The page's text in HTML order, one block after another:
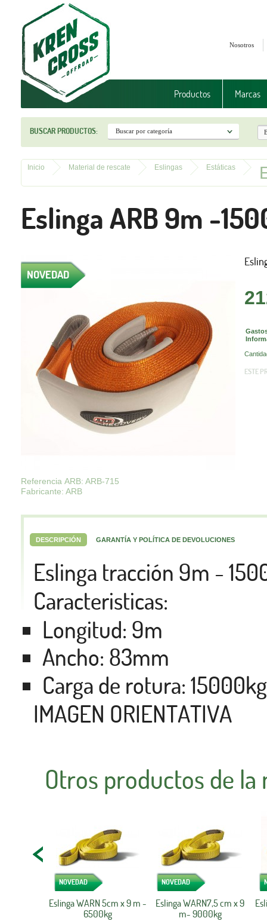
Nosotros
Productos Marcas
BUSCAR PRODUCTOS:
Inicio Material de rescate Eslingas Estáticas
Eslinga ARB 9m -
NOVEDAD
Referencia ARB: ARB-715
Fabricante: ARB
ESTE
DESCRIPCIÓN GARANTÍA Y POLÍTICA DE DEVOLUCIONES
Eslinga tracción 9m -
Caracteristicas:
Longitud: 9m
Ancho: 83mm
Carga de rotura:
IMAGEN ORIENTATIVA
Otros productos de
NOVEDAD
Eslinga WARN 5cm x 9 m -
6500kg
NOVEDAD
Eslinga WARN7,5 cm x 9
m- 9000kg